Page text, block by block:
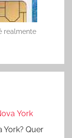
realmente
York
York? Quer